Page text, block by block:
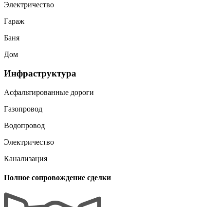
Электричество
Гараж
Баня
Дом
Инфраструктура
Асфальтированные дороги
Газопровод
Водопровод
Электричество
Канализация
Полное сопровождение сделки